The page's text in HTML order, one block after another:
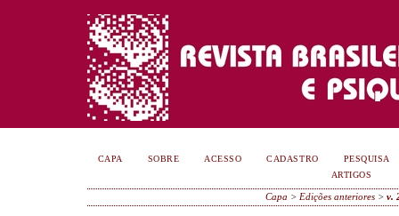
CAPA SOBRE ACESSO CADASTRO
PESQUISA
ARTIGOS
Capa > Edições anteriores> v.